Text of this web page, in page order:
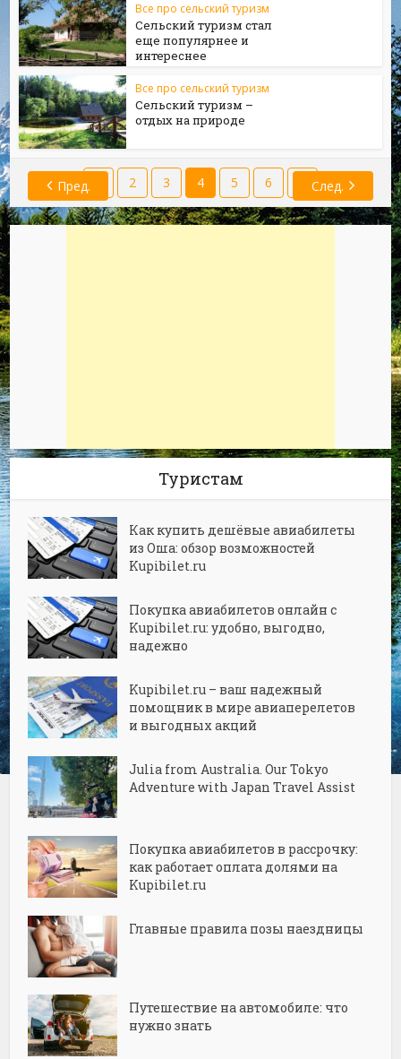
Все про сельский туризм
Сельский туризм стал
еще популярнее и
интереснее
Все про сельский туризм
Сельский туризм –
отдых на природе
Пред. 2 3 4 5 6 След.
Туристам
Как купить дешёвые авиабилеты
из Оша: обзор возможностей
Kupibilet.ru
Покупка авиабилетов онлайн с
Kupibilet.ru: удобно, выгодно,
надежно
Kupibilet.ru – ваш надежный
помощник в мире авиаперелетов
и выгодных акций
Julia from Australia. Our Tokyo
Adventure with Japan Travel Assist
Покупка авиабилетов в рассрочку:
как работает оплата долями на
Kupibilet.ru
Главные правила позы наездницы
Путешествие на автомобиле: что
нужно знать